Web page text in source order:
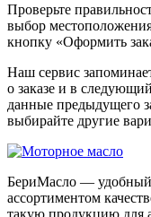
Проверьте
выбор
кнопку «Оформить
Наш сервис
о заказе и в
данные предыдущего
выбирайте другие
БериМасло — удобный
ассортиментом
такую продукцию для